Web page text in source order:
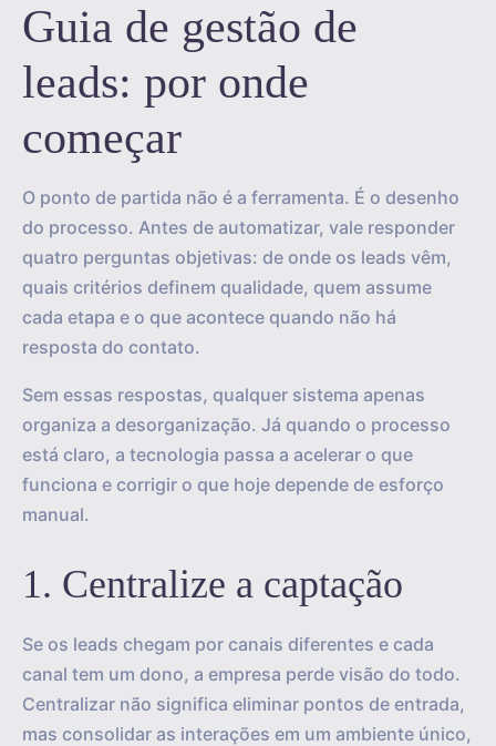
Guia de gestão de
leads: por onde
começar
O ponto de partida não é a ferramenta. É o desenho
do processo. Antes de automatizar, vale responder
quatro perguntas objetivas: de onde os leads vêm,
quais critérios definem qualidade, quem assume
cada etapa e o que acontece quando não há
resposta do contato.
Sem essas respostas, qualquer sistema apenas
organiza a desorganização. Já quando o processo
está claro, a tecnologia passa a acelerar o que
funciona e corrigir o que hoje depende de esforço
manual.
1. Centralize a captação
Se os leads chegam por canais diferentes e cada
canal tem um dono, a empresa perde visão do todo.
Centralizar não significa eliminar pontos de entrada,
mas consolidar as interações em um ambiente único,